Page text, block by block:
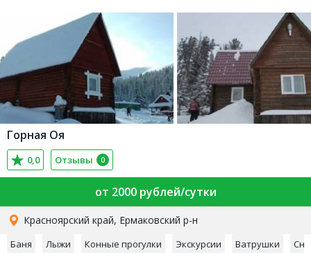
Горная Оя
0,0 Отзывы 0
от 2000 рублей/сутки
Красноярский край, Ермаковский р-н
Баня Лыжи Конные прогулки Экскурсии Ватрушки